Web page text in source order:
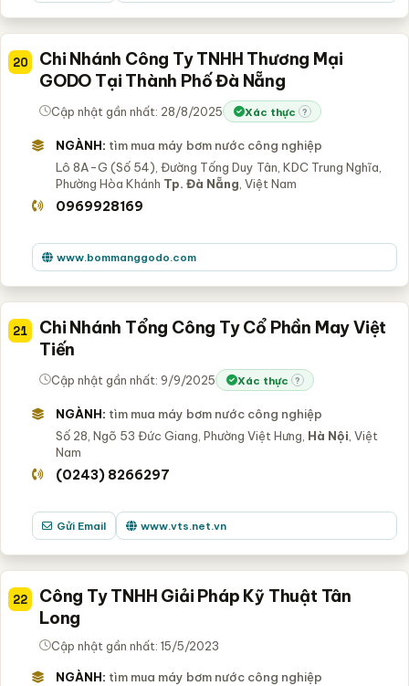
20
Chi Nhánh Công Ty TNHH Thương Mại
GODO Tại Thành Phố Đà Nẵng
Cập nhật gần nhất: 28/8/2025 Xác thực ?
NGÀNH: tìm mua máy bơm nước công nghiệp
Lô 8A-G (Số 54), Đường Tống Duy Tân, KDC Trung Nghĩa,
Phường Hòa Khánh Tp. Đà Nẵng, Việt Nam
0969928169
www.bommanggodo.com
21
Chi Nhánh Tổng Công Ty Cổ Phần May Việt
Tiến
Cập nhật gần nhất: 9/9/2025 Xác thực ?
NGÀNH: tìm mua máy bơm nước công nghiệp
Số 28, Ngõ 53 Đức Giang, Phường Việt Hưng, Hà Nội, Việt
Nam
(0243) 8266297
Gửi Email www.vts.net.vn
22
Công Ty TNHH Giải Pháp Kỹ Thuật Tân
Long
Cập nhật gần nhất: 15/5/2023
NGÀNH: tìm mua máy bơm nước công nghiệp